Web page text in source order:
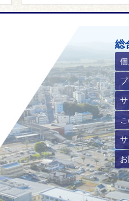
総